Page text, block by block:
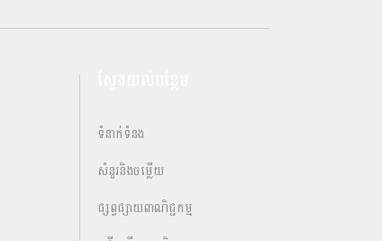
ទំនាក់ទំនង
សំនួរនិងចម្លើយ
ផ្សព្វផ្សាយពាណិជ្ជកម្ម